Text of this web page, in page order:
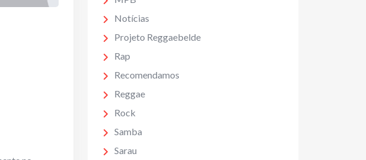
Notícias
Projeto Reggaebelde
Rap
Recomendamos
Reggae
Rock
Samba
Sarau